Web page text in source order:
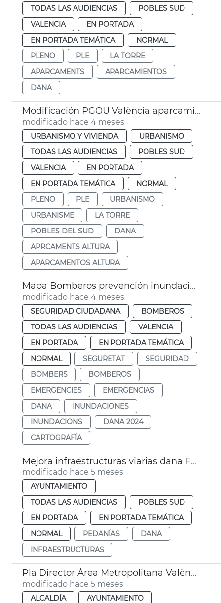
TODAS LAS AUDIENCIAS
POBLES SUD
VALENCIA
EN PORTADA
EN PORTADA TEMÁTICA
NORMAL
PLENO
PLE
LA TORRE
APARCAMENTS
APARCAMIENTOS
DANA
Modificación PGOU València aparcamientos altura la Torre
modificado hace 4 meses
URBANISMO Y VIVIENDA
URBANISMO
TODAS LAS AUDIENCIAS
POBLES SUD
VALENCIA
EN PORTADA
EN PORTADA TEMÁTICA
NORMAL
PLENO
PLE
URBANISMO
URBANISME
LA TORRE
POBLES DEL SUD
DANA
APRCAMENTS ALTURA
APARCAMENTOS ALTURA
Mapa Bomberos prevención inundaciones fluviales
modificado hace 4 meses
SEGURIDAD CIUDADANA
BOMBEROS
TODAS LAS AUDIENCIAS
VALENCIA
EN PORTADA
EN PORTADA TEMÁTICA
NORMAL
SEGURETAT
SEGURIDAD
BOMBERS
BOMBEROS
EMERGENCIES
EMERGENCIAS
DANA
INUNDACIONES
INUNDACIONS
DANA 2024
CARTOGRAFÍA
Mejora infraestructuras viarias dana Forn d'Alcedo y Castellar València
modificado hace 5 meses
AYUNTAMIENTO
TODAS LAS AUDIENCIAS
POBLES SUD
EN PORTADA
EN PORTADA TEMÁTICA
NORMAL
PEDANÍAS
DANA
INFRAESTRUCTURAS
Pla Director Área Metropolitana València. Joan Romero
modificado hace 5 meses
ALCALDÍA
AYUNTAMIENTO